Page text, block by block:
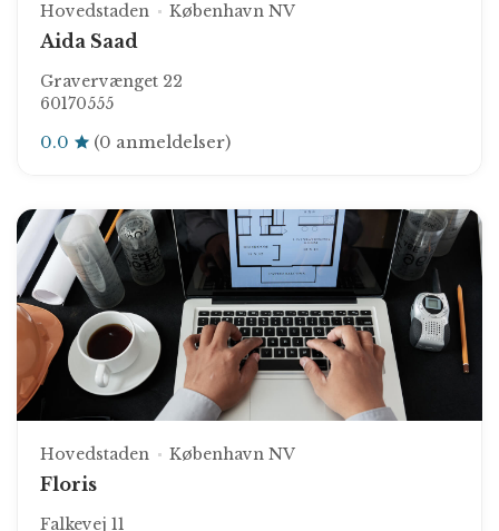
Hovedstaden København NV
Aida Saad
Gravervænget 22
60170555
0.0 (0 anmeldelser)
Hovedstaden København NV
Floris
Falkevej 11